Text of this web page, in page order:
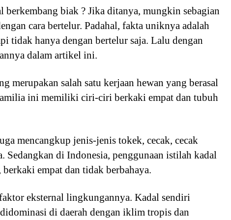
biak ? Jika ditanya, mungkin sebagian
cara bertelur. Padahal, fakta uniknya adalah
tidak hanya dengan bertelur saja. Lalu dengan
dalam artikel ini.
merupakan salah satu kerjaan hewan yang berasal
ini memiliki ciri-ciri berkaki empat dan tubuh
mencangkup jenis-jenis tokek, cecak, cecak
di Indonesia, penggunaan istilah kadal
empat dan tidak berbahaya.
eksternal lingkungannya. Kadal sendiri
di daerah dengan iklim tropis dan